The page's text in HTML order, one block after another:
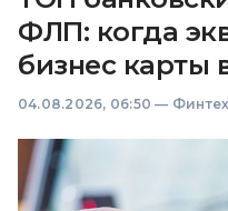
ФЛП: когда
бизнес карты
04.08.2026, 06:50 —